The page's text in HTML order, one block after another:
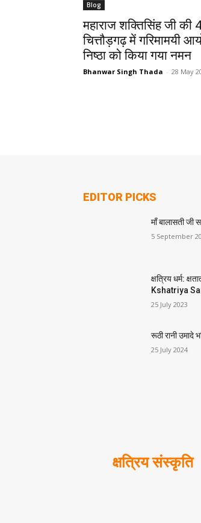
Blog
महाराज शक्तिसिंह जी की
चित्तौड़गढ़ में गरिमामयी
निष्ठा को किया गया नमन
Bhanwar Singh Thada - 28 May
EDITOR PICKS
माँ बालासती जी
5 September
क्षत्रिय धर्म:
Kshatriya
25 July 2023
रूठी रानी उमादे
25 July 2024
क्षत्रिय संस्कृति